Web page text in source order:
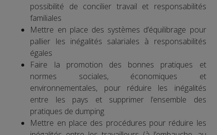
possibilité de concilier travail et responsabilités
familiales
Mettre en place des systèmes d’équilibrage pour
pallier les inégalités salariales à responsabilités
égales
Faire la promotion des bonnes pratiques et
normes sociales, économiques et
environnementales, pour réduire les inégalités
entre les pays et supprimer l’ensemble des
pratiques de dumping
Mettre en place des procédures pour réduire les